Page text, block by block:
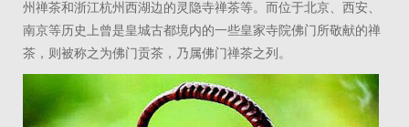
州禅茶和浙江杭州西湖边的灵隐寺禅茶等。而位于北京、西安、
南京等历史上曾是皇城古都境内的一些皇家寺院佛门所敬献的禅
茶，则被称之为佛门贡茶，乃属佛门禅茶之列。